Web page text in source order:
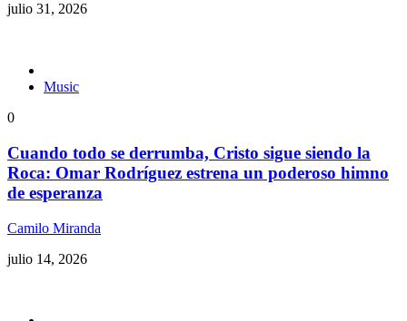
julio 31, 2026
Music
0
Cuando todo se derrumba, Cristo sigue siendo la
Roca: Omar Rodríguez estrena un poderoso himno
de esperanza
Camilo Miranda
julio 14, 2026